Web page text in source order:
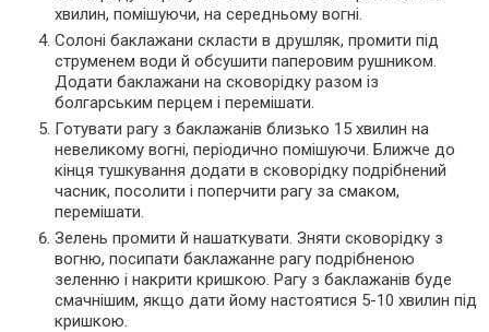
хвилин, помішуючи, на середньому вогні.
Солоні баклажани скласти в друшляк, промити під
струменем води й обсушити паперовим рушником.
Додати баклажани на сковорідку разом із
болгарським перцем і перемішати.
Готувати рагу з баклажанів близько 15 хвилин на
невеликому вогні, періодично помішуючи. Ближче до
кінця тушкування додати в сковорідку подрібнений
часник, посолити і поперчити рагу за смаком,
перемішати.
Зелень промити й нашаткувати. Зняти сковорідку з
вогню, посипати баклажанне рагу подрібненою
зеленню і накрити кришкою. Рагу з баклажанів буде
смачнішим, якщо дати йому настоятися 5-10 хвилин під
кришкою.